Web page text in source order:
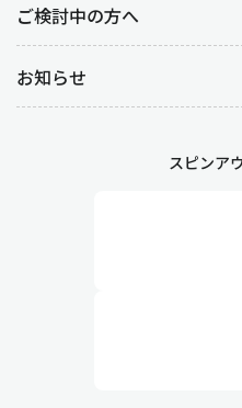
ご検討中の方へ
お知らせ
スピンア